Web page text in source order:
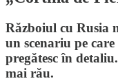
Războiul cu Rusia
un scenariu pe
pregătesc în
mai rău.